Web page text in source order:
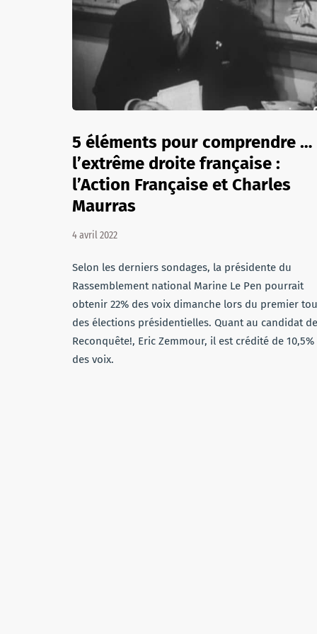
5 éléments pour comprendre …
l’extrême droite française :
l’Action Française et Charles
Maurras
4 avril 2022
Selon les derniers sondages, la présidente du
Rassemblement national Marine Le Pen pourrait
obtenir 22% des voix dimanche lors du premier
des élections présidentielles. Quant au candidat de
Reconquête!, Eric Zemmour, il est crédité de 10,5%
des voix.